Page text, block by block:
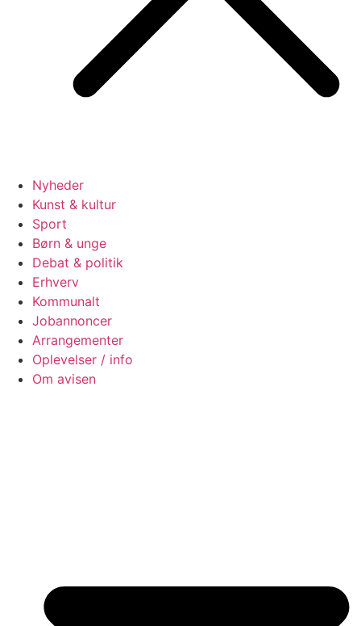
Nyheder
Kunst & kultur
Sport
Børn & unge
Debat & politik
Erhverv
Kommunalt
Jobannoncer
Arrangementer
Oplevelser / info
Om avisen